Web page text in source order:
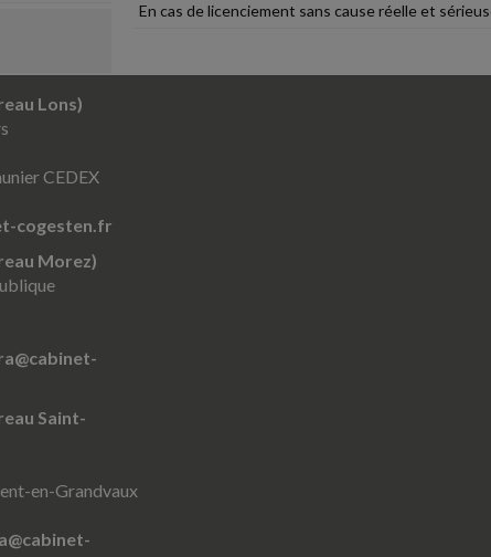
En cas de licenciement sans cause réelle et
Lons)
CEDEX
cogesten.fr
Morez)
Saint-
en-Grandvaux